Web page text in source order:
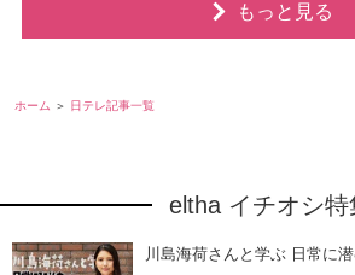
もっと見る
ホーム 日テレ記事一覧
eltha イチオシ特
川島海荷さんと学ぶ 日常に